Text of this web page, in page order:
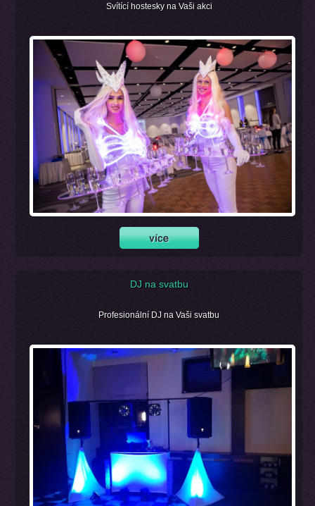
Svítící hostesky na Vaši akci
DJ na svatbu
Profesionální DJ na Vaši svatbu